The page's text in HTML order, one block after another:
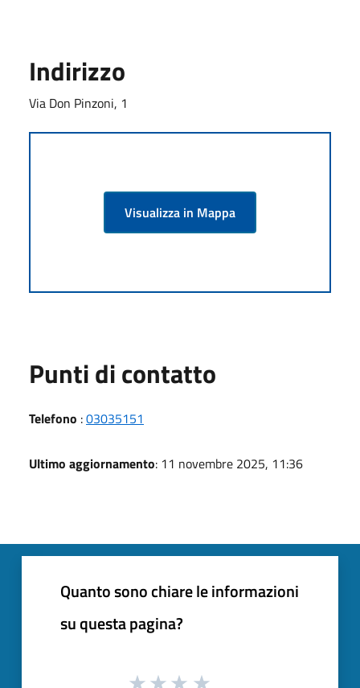
Indirizzo
Via Don Pinzoni, 1
Visualizza in Mappa
Punti di contatto
Telefono :03035151
Ultimo aggiornamento: 11 novembre 2025, 11:36
Quanto sono chiare le informazioni
su questa pagina?